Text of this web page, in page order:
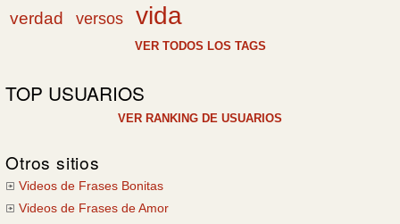
verdad
versos vida
VER TODOS LOS TAGS
TOP USUARIOS
VER RANKING DE USUARIOS
Otros sitios
Videos de Frases Bonitas
Videos de Frases de Amor